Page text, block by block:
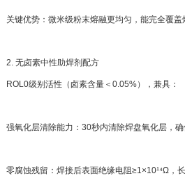
关键优势：微米级粉末熔融更均匀，能完全覆盖
2. 无卤素中性助焊剂配方
ROL0级别活性（卤素含量＜0.05%），兼具：
强氧化层清除能力：30秒内清除焊盘氧化层，
零腐蚀残留：焊接后表面绝缘电阻≥1×10¹⁴Ω，